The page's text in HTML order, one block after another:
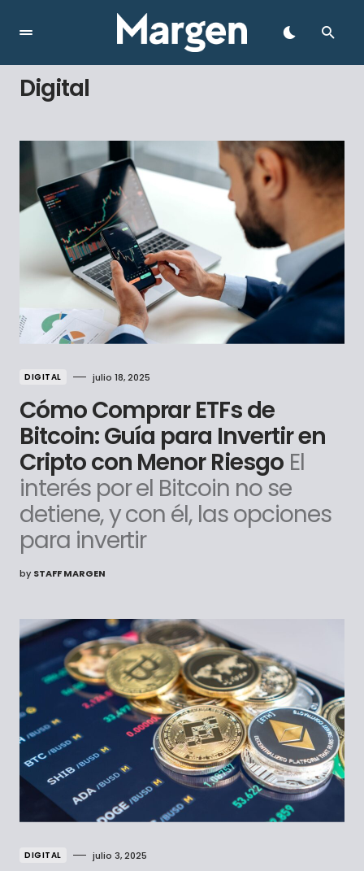
Digital
DIGITAL julio 18, 2025
Cómo Comprar ETFs de
Bitcoin: Guía para Invertir en
Cripto con Menor Riesgo El
interés por el Bitcoin no se
detiene, y con él, las opciones
para invertir
by STAFF MARGEN
DIGITAL julio 3, 2025